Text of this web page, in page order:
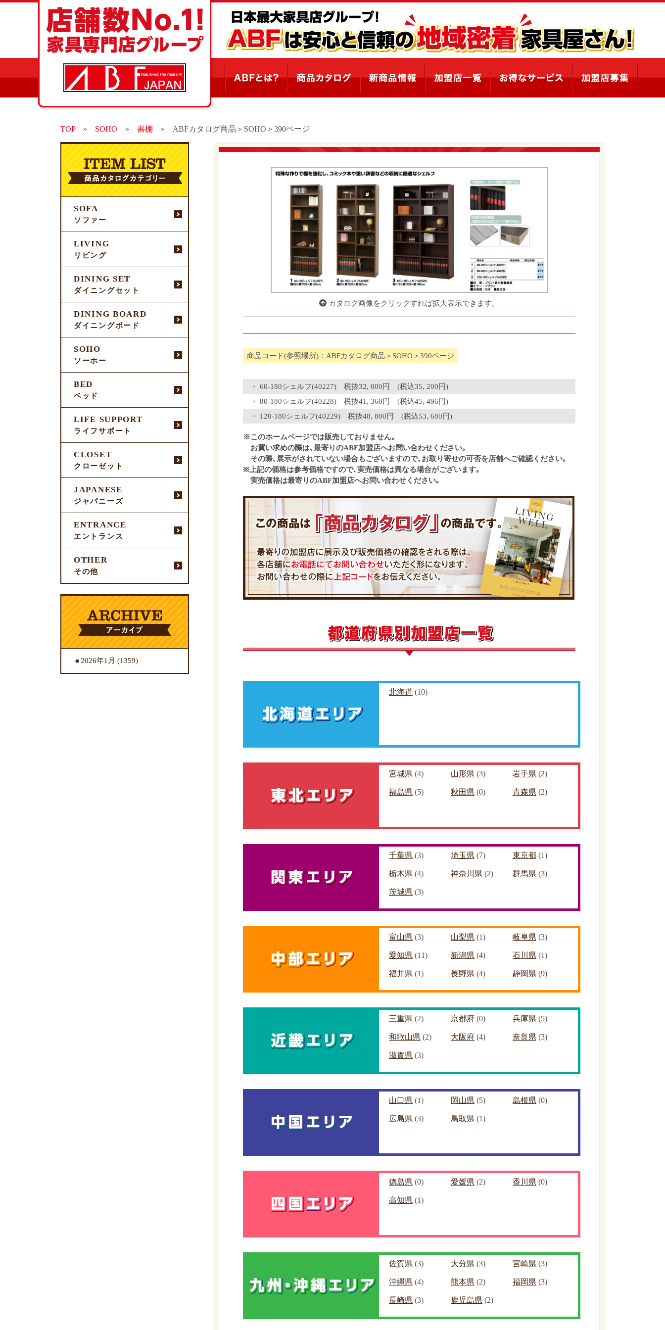
TOP» SOHO » 書棚 » ABFカタログ商品＞SOHO＞390ページ
SOFA
ソファー
LIVING
リビング
DINING SET
ダイニングセット
DINING BOARD
ダイニングボード
SOHO
ソーホー
BED
ベッド
LIFE SUPPORT
ライフサポート
CLOSET
クローゼット
JAPANESE
ジャパニーズ
ENTRANCE
エントランス
OTHER
その他
2026年1月 (1359)
カタログ画像をクリックすれば拡大表示できます。
商品コード(参照場所)：ABFカタログ商品＞SOHO＞390ページ
60-180シェルフ(40227) 税抜32, 000円 (税込35, 200円)
80-180シェルフ(40228) 税抜41, 360円 (税込45, 496円)
120-180シェルフ(40229) 税抜48, 800円 (税込53, 680円)
※このホームページでは販売しておりません｡
お買い求めの際は､最寄りのABF加盟店へお問い合わせください｡
その際､展示がされていない場合もございますので､お取り寄せの可否を店舗へご確認ください｡
※上記の価格は参考価格ですので､実売価格は異なる場合がございます｡
実売価格は最寄りのABF加盟店へお問い合わせください｡
北海道 (10)
宮城県 (4) 山形県 (3) 岩手県 (2)
福島県 (5) 秋田県 (0) 青森県 (2)
千葉県 (3) 埼玉県 (7) 東京都 (1)
栃木県 (4) 神奈川県 (2) 群馬県 (3)
茨城県 (3)
富山県 (3) 山梨県 (1) 岐阜県 (3)
愛知県 (11) 新潟県 (4) 石川県 (1)
福井県 (1) 長野県 (4) 静岡県 (9)
三重県 (2) 京都府 (0) 兵庫県 (5)
和歌山県 (2) 大阪府 (4) 奈良県 (3)
滋賀県 (3)
山口県 (1) 岡山県 (5) 島根県 (0)
広島県 (3) 鳥取県 (1)
徳島県 (0) 愛媛県 (2) 香川県 (0)
高知県 (1)
佐賀県 (3) 大分県 (3) 宮崎県 (3)
沖縄県 (4) 熊本県 (2) 福岡県 (3)
長崎県 (3) 鹿児島県 (2)